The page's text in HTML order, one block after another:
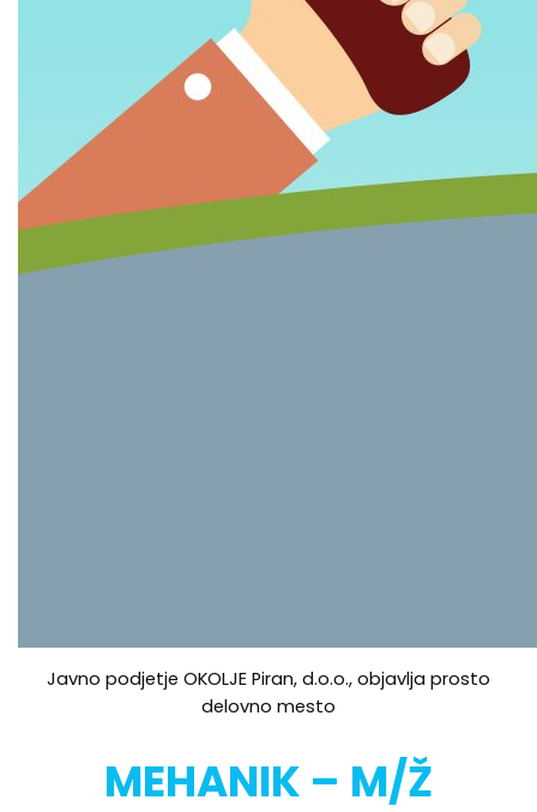
Javno podjetje OKOLJE Piran, d.o.o., objavlja prosto
delovno mesto
MEHANIK – M/Ž